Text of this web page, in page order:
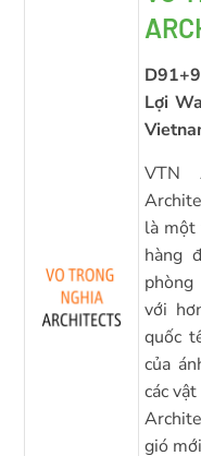
Lợi
VTN
là một
hàng
với
quốc
của
các
gió